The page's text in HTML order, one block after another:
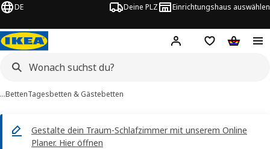
DE Deine PLZ Einrichtungshaus auswählen
Hej! Jetzt anmelden.
Einkaufsliste
…BettenTagesbetten & Gästebetten
Gestalte dein Traum-Schlafzimmer mit unserem Online
Planer. Hier öffnen